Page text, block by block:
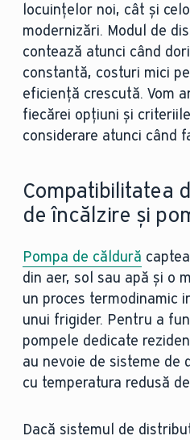
locuințelor noi, cât și
modernizări. Modul de
contează atunci când
constantă, costuri mici
eficiență crescută. Vom
fiecărei opțiuni și
considerare atunci când
Compatibilitatea
de încălzire și
Pompa de căldură
din aer, sol sau apă și o
un proces termodinamic
unui frigider. Pentru a
pompele dedicate
au nevoie de sisteme de
cu temperatura redusă
Dacă sistemul de